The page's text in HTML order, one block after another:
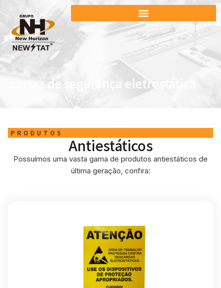
cartaz de segurança eletrostática
PRODUTOS
Antiestáticos
Possuímos uma vasta gama de produtos antiestáticos de
última geração, confira: